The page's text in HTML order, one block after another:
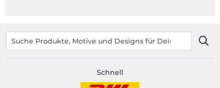
Schnell